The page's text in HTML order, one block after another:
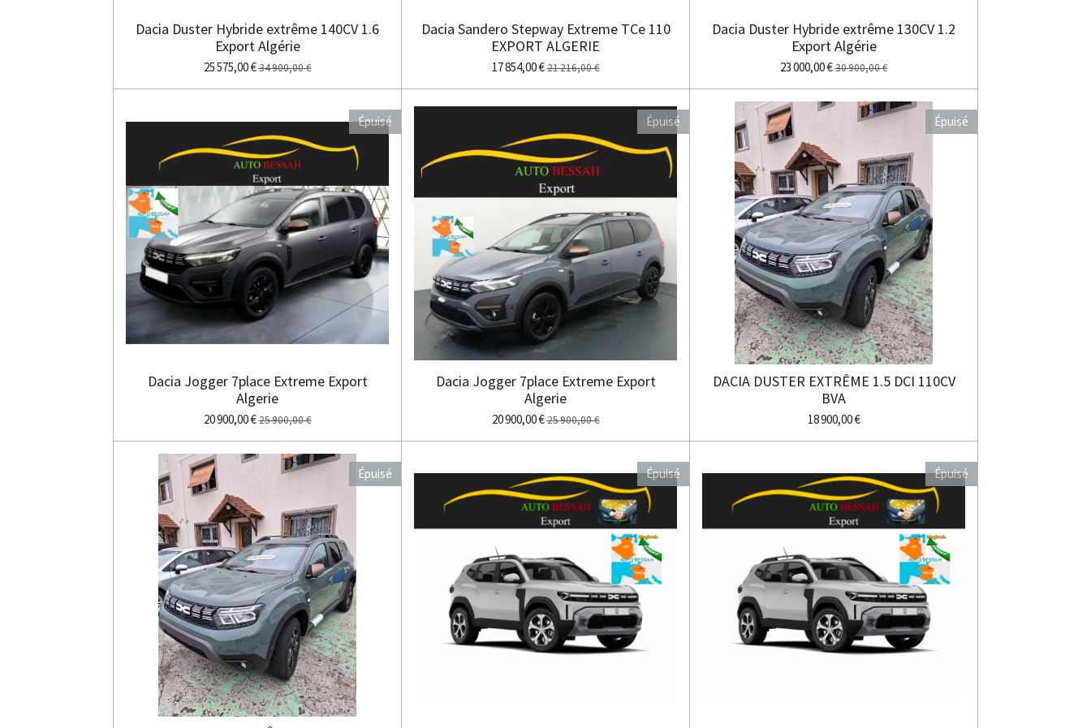
Dacia Duster Hybride extrême 140CV 1.6
Export Algérie
25 575,00 €34 900,00 €
Dacia Sandero Stepway Extreme TCe 110
EXPORT ALGERIE
17 854,00 €21 216,00 €
Dacia Duster Hybride extrême 130CV 1.2
Export Algérie
23 000,00 €30 900,00 €
Épuisé
Dacia Jogger 7place Extreme Export
Algerie
20 900,00 €25 900,00 €
Épuisé
Dacia Jogger 7place Extreme Export
Algerie
20 900,00 €25 900,00 €
Épuisé
DACIA DUSTER EXTRÊME 1.5 DCI 110CV
BVA
18 900,00 €
Épuisé Épuisé Épuisé